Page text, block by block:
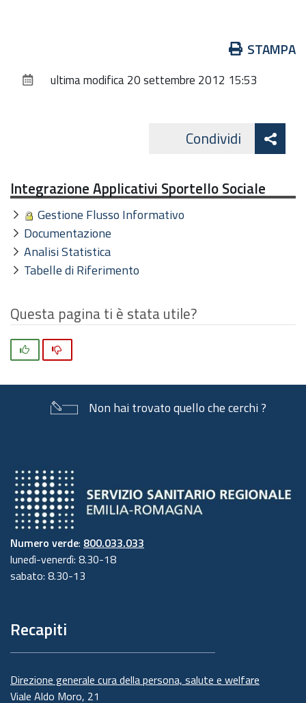
documento
STAMPA
ultima modifica20 settembre 2012 15:53
Condividi
Integrazione Applicativi Sportello Sociale
Gestione Flusso Informativo
Documentazione
Analisi Statistica
Tabelle di Riferimento
Questa pagina ti è stata utile?
Non hai trovato quello che cerchi ?
Numero verde: 800.033.033
lunedì-venerdì: 8.30-18
sabato: 8.30-13
Recapiti
Direzione generale cura della persona, salute e welfare
Viale Aldo Moro, 21